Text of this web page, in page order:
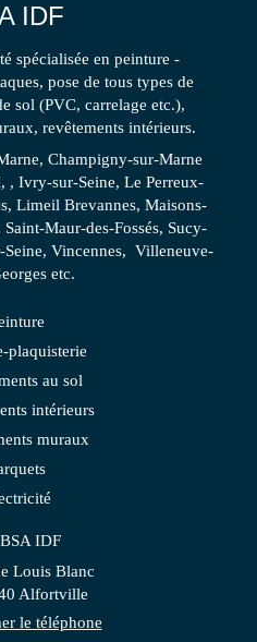
IDF
spécialisée en peinture -
pose de tous types de
sol (PVC, carrelage etc.),
revêtements intérieurs.
Champigny-sur-Marne
, Ivry-sur-Seine, Le Perreux-
Limeil Brevannes, Maisons-
Maur-des-Fossés, Sucy-
Vincennes, Villeneuve-
etc.
plaquisterie
au sol
intérieurs
muraux
BSA IDF
Louis Blanc
Alfortville
le téléphone